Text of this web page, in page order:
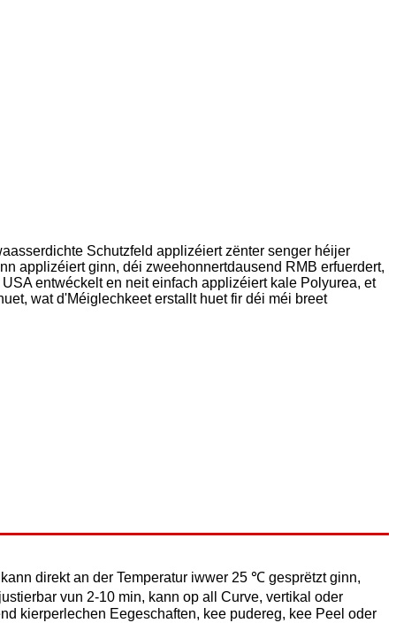
Schutzfeld applizéiert zënter senger héijer
applizéiert ginn, déi zweehonnertdausend RMB erfuerdert,
entwéckelt en neit einfach applizéiert kale Polyurea, et
wat d'Méiglechkeet erstallt huet fir déi méi breet
direkt an der Temperatur iwwer 25 ℃ gesprëtzt ginn,
vun 2-10 min, kann op all Curve, vertikal oder
kierperlechen Eegeschaften, kee pudereg, kee Peel oder